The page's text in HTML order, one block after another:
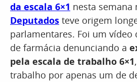
da escala 6×1 nesta semana
Deputados teve origem
parlamentares. Foi um vídeo
de farmácia denunciando a
pela escala de trabalho 6×1
trabalho por apenas um de